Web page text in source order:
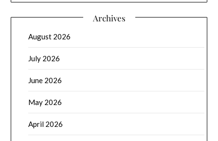
Archives
August 2026
July 2026
June 2026
May 2026
April 2026